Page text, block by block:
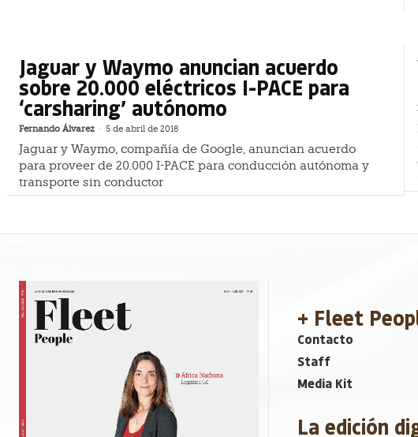
Jaguar y Waymo anuncian acuerdo
sobre 20.000 eléctricos I-PACE para
‘carsharing’ autónomo
Fernando Álvarez - 5 de abril de 2018
Jaguar y Waymo, compañía de Google, anuncian acuerdo
para proveer de 20.000 I-PACE para conducción autónoma y
transporte sin conductor
+ Fleet
Contacto
Staff
Media Kit
La edición